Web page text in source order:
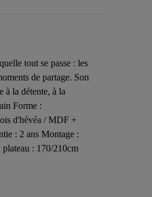
tout se passe : les
de partage. Son
à la détente, à la
Forme :
d'hévéa / MDF +
: 2 ans Montage :
: 170/210cm